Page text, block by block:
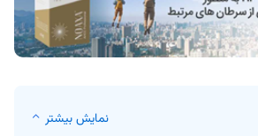
نمایش بیشتر